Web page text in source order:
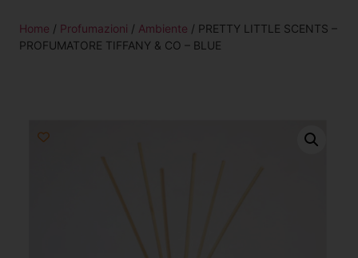
Home / Profumazioni / Ambiente / PRETTY LITTLE SCENTS –
PROFUMATORE TIFFANY & CO – BLUE